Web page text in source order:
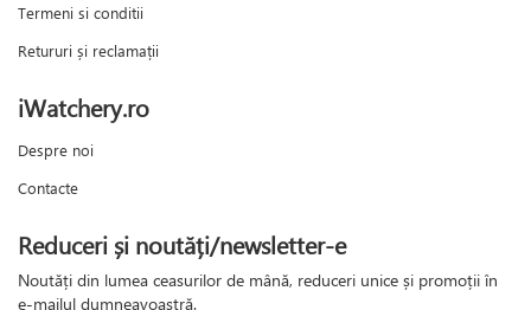
Termeni si conditii
Retururi și reclamații
iWatchery.ro
Despre noi
Contacte
Reduceri și noutăți/newsletter-e
Noutăți din lumea ceasurilor de mână, reduceri unice și promoții în
e-mailul dumneavoastră.